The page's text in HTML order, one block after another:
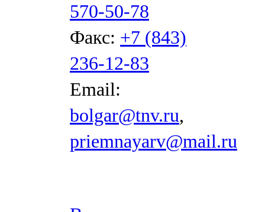
570-50-78
Факс: +7 (843)
236-12-83
Email:
bolgar@tnv.ru,
priemnayarv@mail.ru